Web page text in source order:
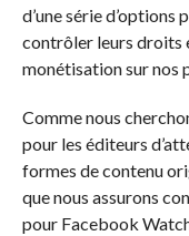
d’une série d’options
contrôler leurs droits
monétisation sur nos
Comme nous
pour les éditeurs
formes de contenu
que nous assurons
pour Facebook